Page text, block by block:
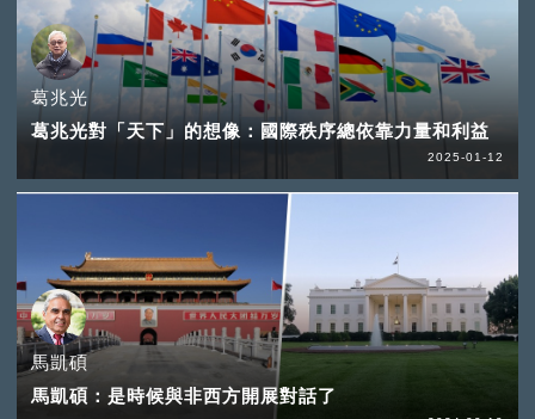
葛兆光
葛兆光對「天下」的想像：國際秩序總依靠力量和利益
2025-01-12
馬凱碩
馬凱碩：是時候與非西方開展對話了